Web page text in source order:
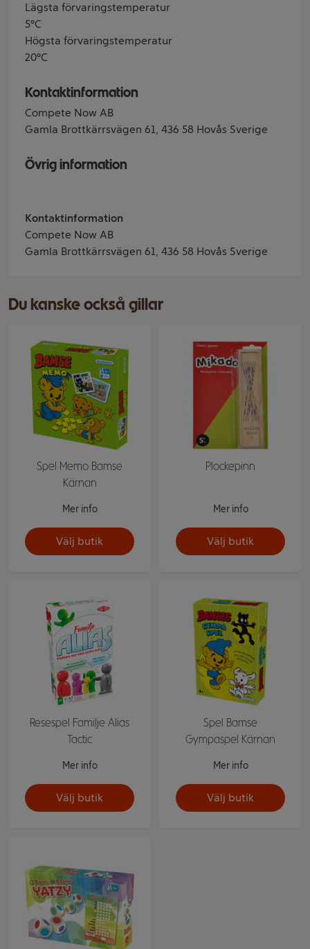
Lägsta förvaringstemperatur
5°C
Högsta förvaringstemperatur
20°C
Kontaktinformation
Compete Now AB
Gamla Brottkärrsvägen 61, 436 58 Hovås Sverige
Övrig information
Kontaktinformation
Compete Now AB
Gamla Brottkärrsvägen 61, 436 58 Hovås Sverige
Du kanske också gillar
Spel Memo Bamse
Kärnan
Mer info
Välj butik
Plockepinn
Mer info
Välj butik
Resespel Familje Alias
Tactic
Mer info
Välj butik
Spel Bamse
Gympaspel Kärnan
Mer info
Välj butik